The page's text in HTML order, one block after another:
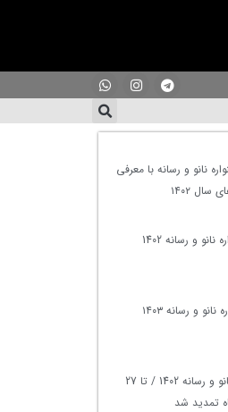
نانو و رسانه با معرفی
سال ۱۴۰۲
و رسانه 1402
و رسانه ۱۴۰۳
فراخوان جشنواره نانو و رسانه 1402 / تا 27
تمدید شد